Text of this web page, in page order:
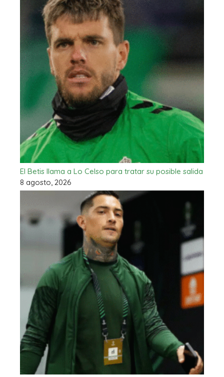
El Betis llama a Lo Celso para tratar su posible salida
8 agosto, 2026